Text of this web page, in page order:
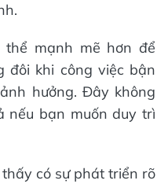
thể mạnh mẽ hơn để
đôi khi công việc bận
hưởng. Đây không
nếu bạn muốn duy trì
có sự phát triển rõ